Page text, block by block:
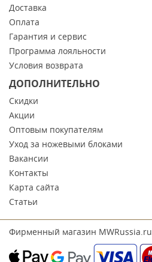
Доставка
Оплата
Гарантия и сервис
Программа лояльности
Условия возврата
ДОПОЛНИТЕЛЬНО
Скидки
Акции
Оптовым покупателям
Уход за ножевыми блоками
Вакансии
Контакты
Карта сайта
Статьи
Фирменный магазин MWRussia.ru